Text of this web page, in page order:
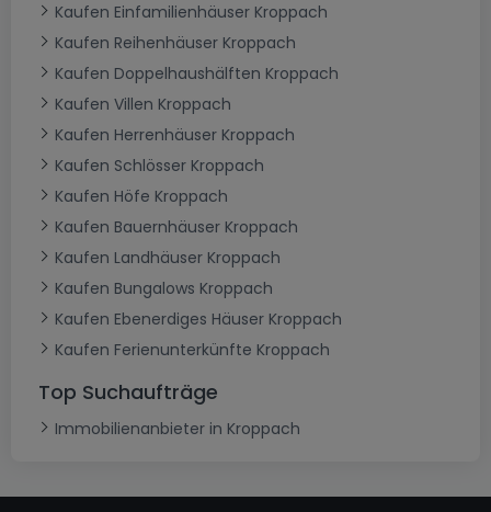
Kaufen Einfamilienhäuser Kroppach
Kaufen Reihenhäuser Kroppach
Kaufen Doppelhaushälften Kroppach
Kaufen Villen Kroppach
Kaufen Herrenhäuser Kroppach
Kaufen Schlösser Kroppach
Kaufen Höfe Kroppach
Kaufen Bauernhäuser Kroppach
Kaufen Landhäuser Kroppach
Kaufen Bungalows Kroppach
Kaufen Ebenerdiges Häuser Kroppach
Kaufen Ferienunterkünfte Kroppach
Top Suchaufträge
Immobilienanbieter in Kroppach